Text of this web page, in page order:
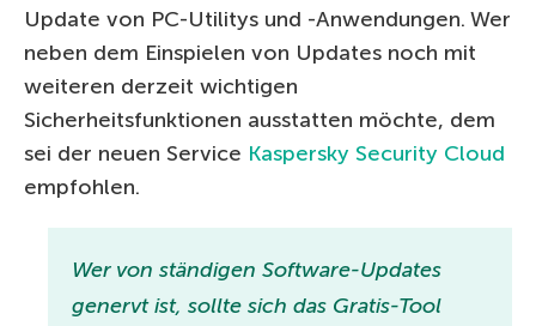
Update von PC-Utilitys und -Anwendungen. Wer
neben dem Einspielen von Updates noch mit
weiteren derzeit wichtigen
Sicherheitsfunktionen ausstatten möchte, dem
sei der neuen Service Kaspersky Security Cloud
empfohlen.
Wer von ständigen Software-Updates
genervt ist, sollte sich das Gratis-Tool